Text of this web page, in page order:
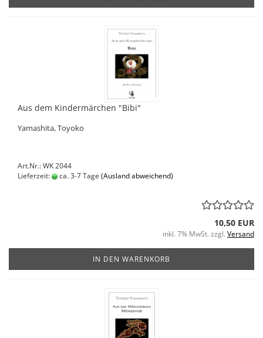
Aus dem Kindermärchen "Bibi"
Yamashita, Toyoko
Art.Nr.: WK 2044
Lieferzeit:
ca. 3-7 Tage (Ausland abweichend)
10,50 EUR
inkl. 7% MwSt. zzgl. Versand
IN DEN WARENKORB